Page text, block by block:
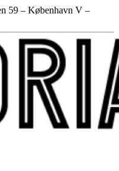
59 – København V –